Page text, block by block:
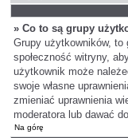
» Co to są grupy
Grupy użytkowników, to
społeczność witryny,
użytkownik może
swoje własne
zmieniać uprawnienia
moderatora lub dawać
Na górę